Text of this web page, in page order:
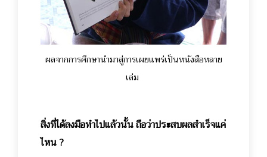
ผลจากการศึกษานำมาสู่การเผยแพร่เป็นหนังสือหลาย
เล่ม
สิ่งที่ได้ลงมือทำไปแล้วนั้น ถือว่าประสบผลสำเร็จแค่
ไหน ?